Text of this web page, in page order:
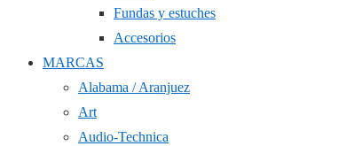
Fundas y estuches
Accesorios
MARCAS
Alabama / Aranjuez
Art
Audio-Technica